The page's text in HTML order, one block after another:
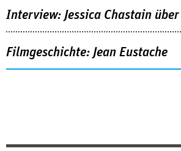
Interview: Jessica Chastain
Filmgeschichte: Jean Eustache